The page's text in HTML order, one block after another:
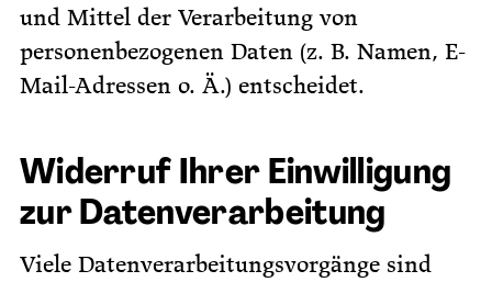
und Mittel der Verarbeitung von
personenbezogenen Daten (z. B. Namen, E-
Mail-Adressen o. Ä.) entscheidet.
Widerruf Ihrer Einwilligung
zur Datenverarbeitung
Viele Datenverarbeitungsvorgänge sind